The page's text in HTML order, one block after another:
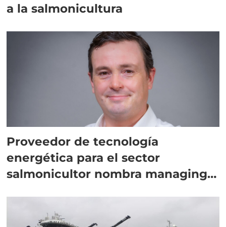
a la salmonicultura
Proveedor de tecnología
energética para el sector
salmonicultor nombra managing